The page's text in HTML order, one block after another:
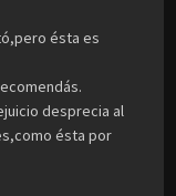
ésta es
desprecia al
ésta por